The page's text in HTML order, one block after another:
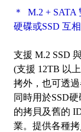
＊ M.2 + SATA
硬碟或SSD 互
支援 M.2 SSD
(支援 12TB 以
拷外，也可透
同時用於SSD
的拷貝及舊的
業。提供各種